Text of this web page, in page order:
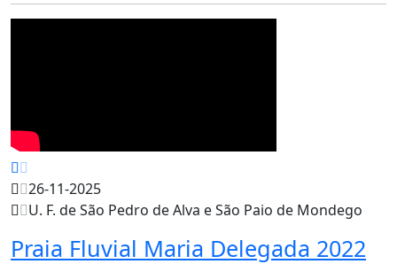
26-11-2025
U. F. de São Pedro de Alva e São Paio de Mondego
Praia Fluvial Maria Delegada 2022